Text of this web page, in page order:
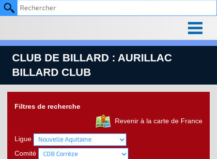
CLUB DE BILLARD : AURILLAC
BILLARD CLUB
Filtres de recherche
Revenir à la carte de France
Ligue
Comité